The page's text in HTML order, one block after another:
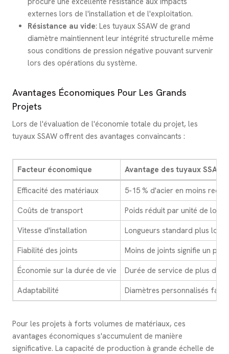
externes lors de l'installation et de l'exploitation.
Résistance au vide: Les tuyaux SSAW de grand
diamètre maintiennent leur intégrité structurelle même
sous conditions de pression négative pouvant survenir
lors des opérations du système.
Avantages Économiques Pour Les Grands
Projets
Lors de l'évaluation de l'économie totale du projet, les
tuyaux SSAW offrent des avantages convaincants :
Facteur économique Avantage des tuyaux SSAW
Efficacité des matériaux
5-15 % d'acier en moins
Coûts de transport
Poids réduit par unité de
Vitesse d'installation
Longueurs standard plus
Fiabilité des joints
Moins de joints signifie un
Économie sur la durée de vie
Durée de service de plus de
Adaptabilité
Diamètres personnalisés
Pour les projets à forts volumes de matériaux, ces
avantages économiques s'accumulent de manière
significative. La capacité de production à grande échelle de